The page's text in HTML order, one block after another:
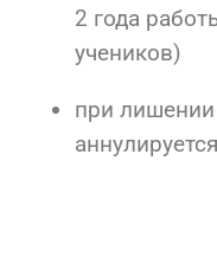
2 года
учеников)
при
аннулируется